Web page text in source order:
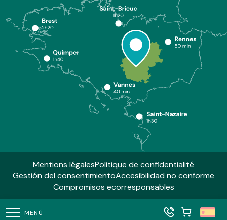
MENÚ
Mentions légalesPolitique de confidentialité
Gestión del consentimientoAccesibilidad no conforme
Compromisos ecorresponsables